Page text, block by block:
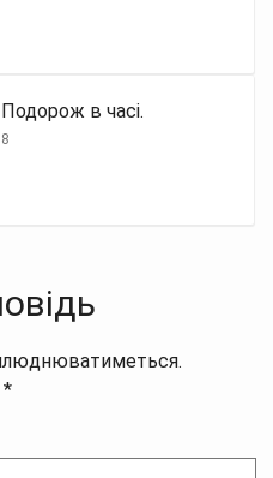
в часі.
*